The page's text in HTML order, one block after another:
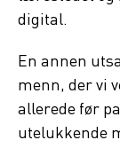
digital.
En annen
menn, der vi
allerede før
utelukkende